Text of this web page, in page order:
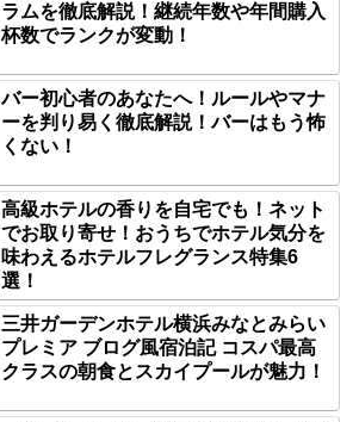
ラムを徹底解説！継続年数や年間購入
杯数でランクが変動！
バー初心者のあなたへ！ルールやマナ
ーを判り易く徹底解説！バーはもう怖
くない！
高級ホテルの香りを自宅でも！ネット
でお取り寄せ！おうちでホテル気分を
味わえるホテルフレグランス特集6
選！
三井ガーデンホテル横浜みなとみらい
プレミア ブログ風宿泊記 コスパ最高
クラスの朝食とスカイプールが魅力！